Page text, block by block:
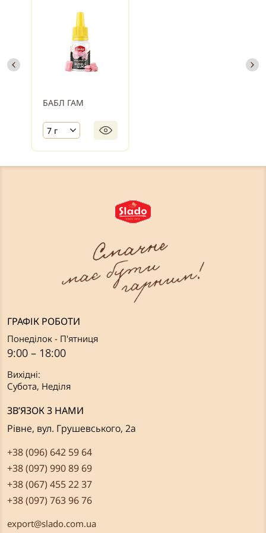
БАБЛ ГАМ
7 г
ГРАФІК РОБОТИ
Понеділок - П'ятниця
9:00 – 18:00
Вихідні:
Субота, Неділя
ЗВ’ЯЗОК З НАМИ
Рівне, вул. Грушевського, 2а
+38 (096) 642 59 64
+38 (097) 990 89 69
+38 (067) 455 22 37
+38 (097) 763 96 76
export@slado.com.ua